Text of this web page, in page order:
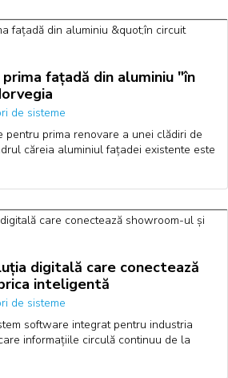
fațadă din aluminiu "în
de sisteme
pentru prima renovare a unei clădiri de
căreia aluminiul fațadei existente este
digitală care conectează
inteligentă
de sisteme
software integrat pentru industria
informațiile circulă continuu de la